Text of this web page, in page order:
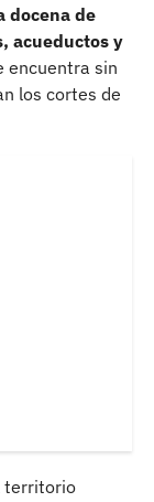
docena de
acueductos y
encuentra sin
los cortes de
territorio